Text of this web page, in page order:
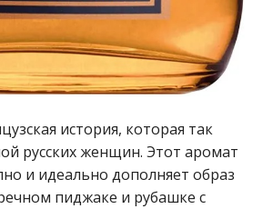
история, которая так
русских женщин. Этот аромат
и идеально дополняет образ
пиджаке и рубашке с